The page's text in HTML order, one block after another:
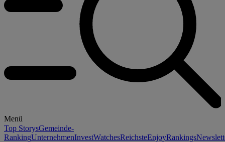
Menü
Top StorysGemeinde-
RankingUnternehmenInvestWatchesReichsteEnjoyRankings